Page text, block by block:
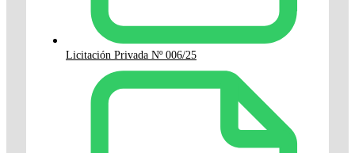
Licitación Privada Nº 006/25